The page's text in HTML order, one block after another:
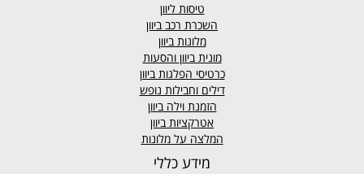
טיסות ליוון
השכרת רכב ביוון
מלונות ביוון
מונית ביוון והסעות
כרטיסי הפלגות ביוון
דילים וחבילות נופש
הזמנת וילה ביוון
אטרקציות ביוון
המלצה על מלונות
מידע כללי